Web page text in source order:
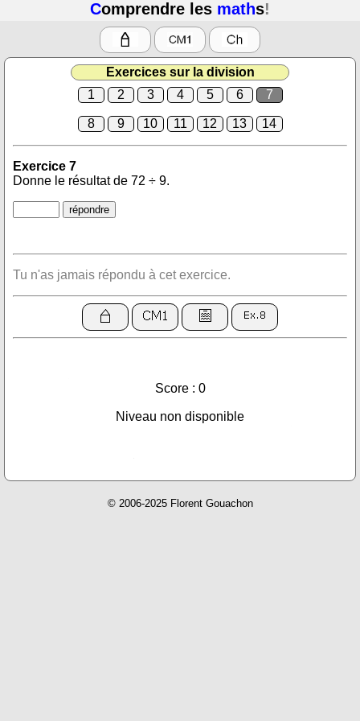
Comprendre les maths!
Exercices sur la division
1
2 3 4 5 6 7
8 9 10 11 12 13 14
Exercice 7
Donne le résultat de 72 ÷ 9.
Tu n'as jamais répondu à cet exercice.
Score : 0
Niveau non disponible
© 2006-2025 Florent Gouachon